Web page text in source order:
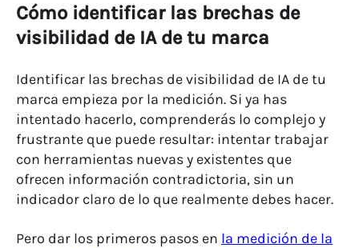
Cómo identificar las brechas de
visibilidad de IA de tu marca
Identificar las brechas de visibilidad de IA de tu
marca empieza por la medición. Si ya has
intentado hacerlo, comprenderás lo complejo y
frustrante que puede resultar: intentar trabajar
con herramientas nuevas y existentes que
ofrecen información contradictoria, sin un
indicador claro de lo que realmente debes hacer.
Pero dar los primeros pasos en la medición de la